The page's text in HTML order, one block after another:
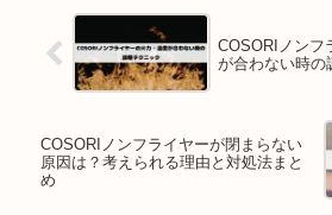
COSORIノンフ
が合わない時の
COSORIノンフライヤーが閉まらない
原因は？考えられる理由と対処法まと
め